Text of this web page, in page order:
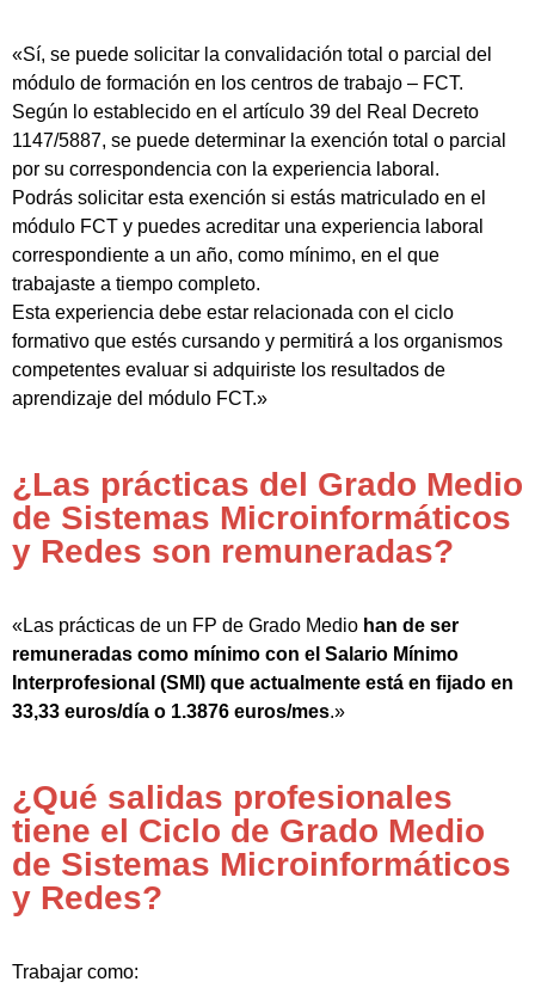
«Sí, se puede solicitar la convalidación total o parcial del
módulo de formación en los centros de trabajo – FCT.
Según lo establecido en el artículo 39 del Real Decreto
1147/5887, se puede determinar la exención total o parcial
por su correspondencia con la experiencia laboral.
Podrás solicitar esta exención si estás matriculado en el
módulo FCT y puedes acreditar una experiencia laboral
correspondiente a un año, como mínimo, en el que
trabajaste a tiempo completo.
Esta experiencia debe estar relacionada con el ciclo
formativo que estés cursando y permitirá a los organismos
competentes evaluar si adquiriste los resultados de
aprendizaje del módulo FCT.»
¿Las prácticas del Grado Medio
de Sistemas Microinformáticos
y Redes son remuneradas?
«Las prácticas de un FP de Grado Medio han de ser
remuneradas como mínimo con el Salario Mínimo
Interprofesional (SMI) que actualmente está en fijado en
33,33 euros/día o 1.3876 euros/mes.»
¿Qué salidas profesionales
tiene el Ciclo de Grado Medio
de Sistemas Microinformáticos
y Redes?
Trabajar como: